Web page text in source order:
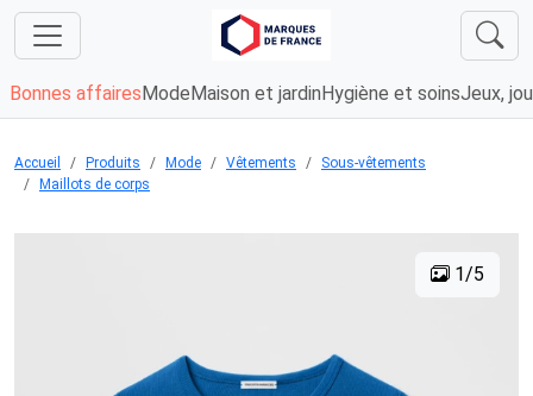
Bonnes affaires Mode Maison et jardin Hygiène et soinsJeux,
Accueil Produits Mode Vêtements
Sous-vêtements
Maillots de corps
1/5